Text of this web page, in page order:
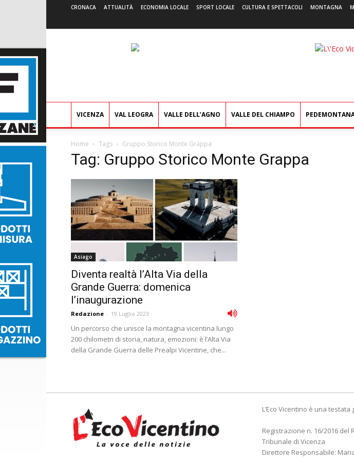
CRONACA ATTUALITÀ ECONOMIA LOCALE SPORT LOCALE CULTURA E SPETTACOLI MONTAGNA
VICENZA VAL LEOGRA VALLE DELL’AGNO VALLE DEL CHIAMPO
Home Tags Gruppo Storico Monte Grappa
Tag: Gruppo Storico Monte Grappa
Asiago
Diventa realtà l’Alta Via della
Grande Guerra: domenica
l’inaugurazione
Redazione - 19 Luglio 2023
Un percorso che unisce la montagna vicentina lungo
200 chilometri di storia, natura, emozioni: è l’Alta Via
della Grande Guerra delle Prealpi Vicentine, che...
L’Eco Vicentino è una testata
Registrazione n. 16/2016 del
Tribunale di Vicenza
Direttore Responsabile: